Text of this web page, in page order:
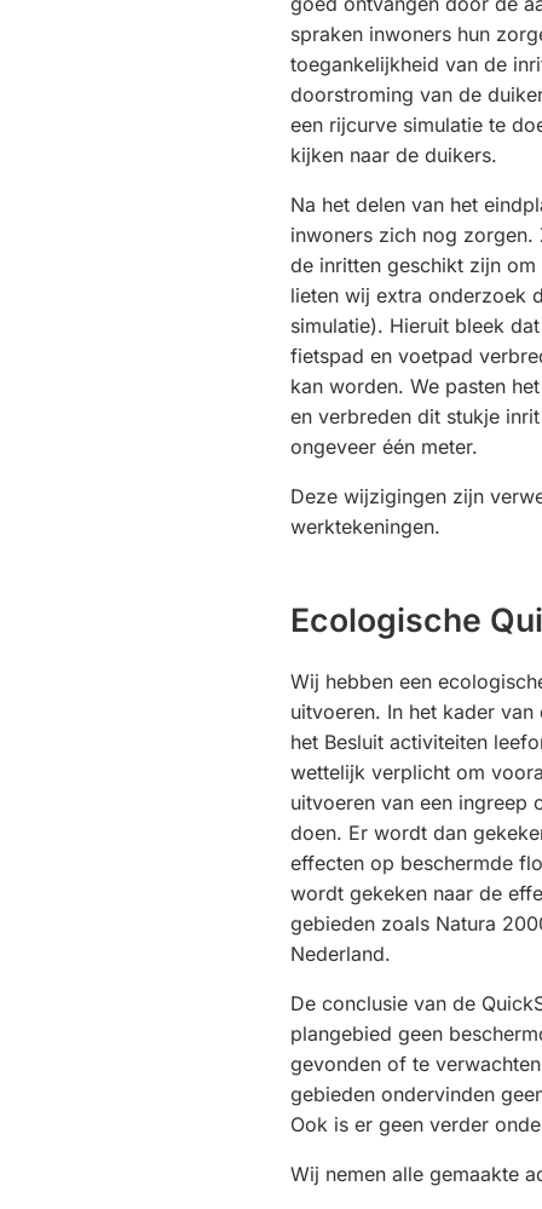
spraken inwoners hun
toegankelijkheid van de
doorstroming van de
een rijcurve simulatie te
kijken naar de duikers.
Na het delen van het
inwoners zich nog
de inritten geschikt zijn
lieten wij extra onderzoek
simulatie). Hieruit bleek
fietspad en voetpad
kan worden. We pasten
en verbreden dit stukje
ongeveer één meter.
Deze wijzigingen zijn
werktekeningen.
Ecologische
Wij hebben een
uitvoeren. In het kader
het Besluit activiteiten
wettelijk verplicht om
uitvoeren van een ingreep
doen. Er wordt dan
effecten op beschermde
wordt gekeken naar de
gebieden zoals Natura
Nederland.
De conclusie van de
plangebied geen
gevonden of te
gebieden ondervinden
Ook is er geen verder
Wij nemen alle gemaakte